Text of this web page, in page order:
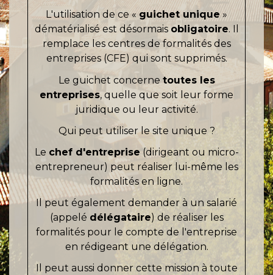
L'utilisation de ce « guichet unique »
dématérialisé est désormais obligatoire. Il
remplace les centres de formalités des
entreprises (CFE) qui sont supprimés.
Le guichet concerne toutes les
entreprises, quelle que soit leur forme
juridique ou leur activité.
Qui peut utiliser le site unique ?
Le chef d'entreprise (dirigeant ou micro-
entrepreneur) peut réaliser lui-même les
formalités en ligne.
Il peut également demander à un salarié
(appelé délégataire) de réaliser les
formalités pour le compte de l'entreprise
en rédigeant une délégation.
Il peut aussi donner cette mission à toute